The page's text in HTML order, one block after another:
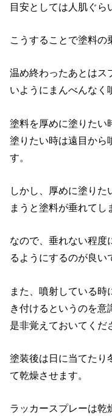
目安としては人肌ぐら
こうすることで塗料の
温め終わったあとはス
いようにまんべんなく
塗料を厚めに塗りたい
塗りたい時は遠目から
す。
しかし、厚めに塗りた
まうと塗料が垂れてし
なので、垂れない程度
るようにするのが良い
また、噴射している時
き付けるというのを意
是非覚えておいてくだ
塗装後は日に当てたり
て乾燥させます。
ラッカースプレーは乾